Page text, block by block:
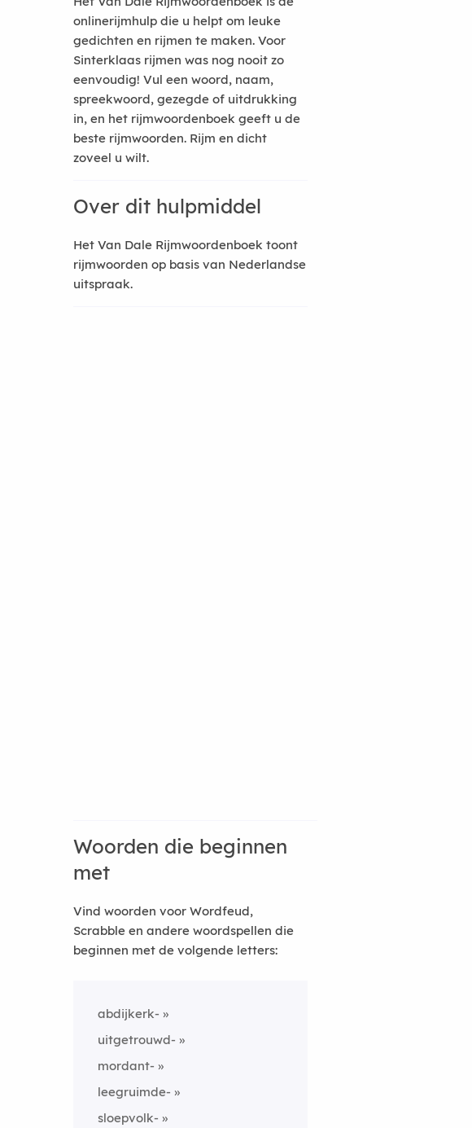
onlinerijmhulp die u helpt om leuke
gedichten en rijmen te maken. Voor
Sinterklaas rijmen was nog nooit zo
eenvoudig! Vul een woord, naam,
spreekwoord, gezegde of uitdrukking
in, en het rijmwoordenboek geeft u de
beste rijmwoorden. Rijm en dicht
zoveel u wilt.
Over dit hulpmiddel
Het Van Dale Rijmwoordenboek toont
rijmwoorden op basis van Nederlandse
uitspraak.
Woorden die beginnen
met
Vind woorden voor Wordfeud,
Scrabble en andere woordspellen die
beginnen met de volgende letters:
abdijkerk-
uitgetrouwd-
mordant-
leegruimde-
sloepvolk-